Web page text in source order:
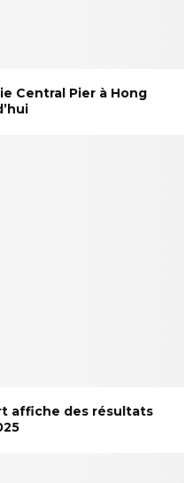
Central Pier à Hong
affiche des résultats